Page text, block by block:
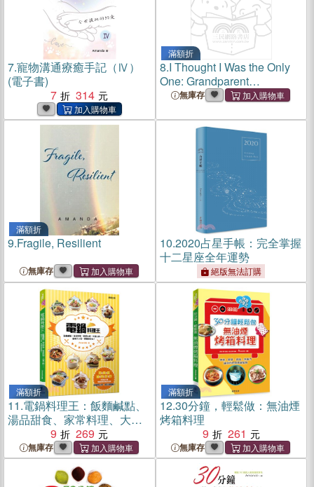
7.寵物溝通療癒手記（Ⅳ）
(電子書)
7
314
滿額折
8.I Thought I Was the Only
One: Grandparent
Alienation: a Global
無庫存
滿額折
9.Fragile, Resilient
無庫存
10.2020占星手帳：完全掌握
十二星座全年運勢
絕版無法訂購
滿額折
11.電鍋料理王：飯麵鹹點、
湯品甜食、家常料理、大宴
小酌……廚房大小菜，電鍋
就能做！
9 269
無庫存
滿額折
12.30分鐘，輕鬆做：無油煙
烤箱料理
9
261
無庫存